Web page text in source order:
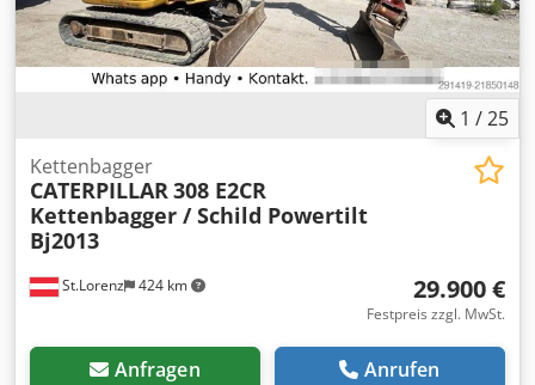
1 /25
St.Lorenz 424 km
Kettenbagger
CATERPILLAR308 E2CR
Kettenbagger / Schild Powertilt
Bj2013
29.900 €
Festpreis zzgl. MwSt.
Anfragen Anrufen